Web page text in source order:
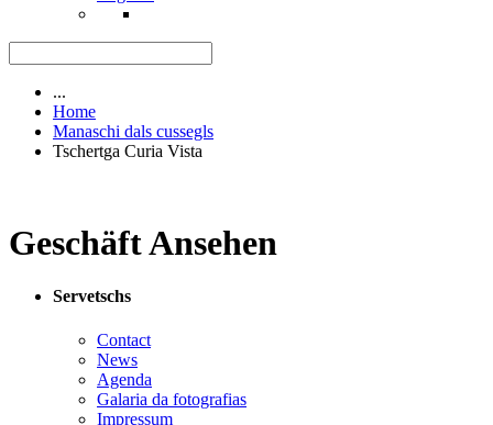
...
Home
Manaschi dals cussegls
Tschertga Curia Vista
Geschäft Ansehen
Servetschs
Contact
News
Agenda
Galaria da fotografias
Impressum